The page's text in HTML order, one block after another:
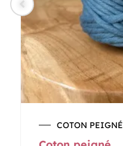
COTON PEIGNÉ